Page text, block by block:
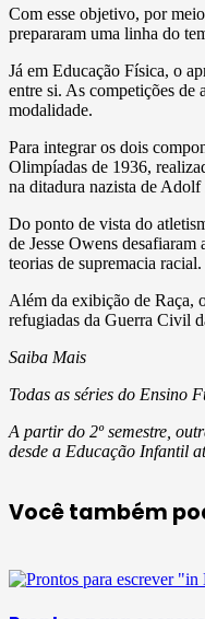
Com esse objetivo, por
prepararam uma linha do
Já em Educação Física, o
entre si. As competições de
modalidade.
Para integrar os dois
Olimpíadas de 1936,
na ditadura nazista de
Do ponto de vista do
de Jesse Owens
teorias de supremacia racial.
Além da exibição de Raça,
refugiadas da Guerra Civil
Saiba Mais
Todas as séries do Ensino
A partir do 2º semestre,
desde a Educação Infantil
Você também